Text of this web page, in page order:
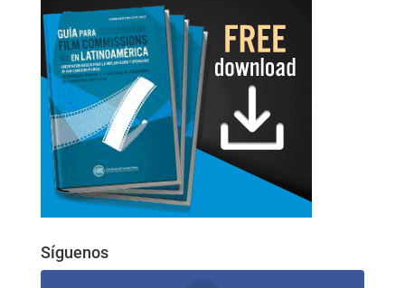
Síguenos